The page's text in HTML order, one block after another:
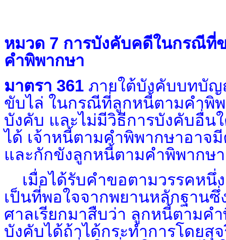
หมวด 7 การบังคับคดีในกรณีที่
คำพิพากษา
มาตรา 361 ภายใต้บังคับบทบั
ขับไล่ ในกรณีที่ลูกหนี้ตามคำพิ
บังคับ และไม่มีวิธีการบังคับอื่น
ได้ เจ้าหนี้ตามคำพิพากษาอาจ
และกักขังลูกหนี้ตามคำพิพากษ
เมื่อได้รับคำขอตามวรรคหนึ่
เป็นที่พอใจจากพยานหลักฐาน
ศาลเรียกมาสืบว่า ลูกหนี้ตามค
บังคับได้ถ้าได้กระทำการโดยสุ